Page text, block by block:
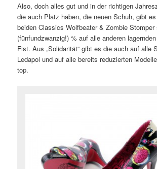
Also, doch alles gut und in der richtigen
die auch Platz haben, die neuen Schuh, gibt
beiden Classics Wolfbeater & Zombie Stomper
(fünfundzwanzig!) % auf alle anderen
Fist. Aus „Solidarität“ gibt es die auch auf alle
Ledapol und auf alle bereits reduzierten
top.